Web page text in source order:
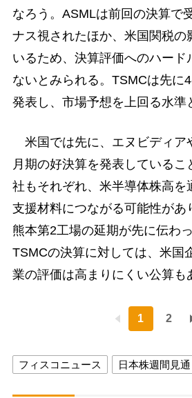
なろう。ASMLは前回の決算で
ナス視されたほか、米国関税の
いるため、決算評価へのハード
ないとみられる。TSMCは先に
発表し、市場予想を上回る水準
米国では先に、エヌビディア
月期の好決算を発表しているこ
社もそれぞれ、米半導体株高を
支援材料につながる可能性があ
熊本第2工場の延期が先に伝わ
TSMCの決算に対しては、米国
業の評価は高まりにくい公算も
1 2
フィスコニュース 日本株週間見通